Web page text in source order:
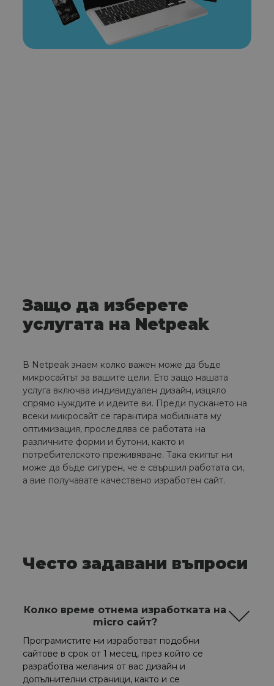
Защо да изберете
услугата на Netpeak
В Netpeak знаем колко важен може да бъде
микросайтът за вашите цели. Ето защо нашата
услуга включва индивидуален дизайн, изцяло
спрямо нуждите и идеите ви. Преди пускането на
всеки микросайт се гарантира мобилната му
оптимизация, проследява се работата на
различните форми и бутони, както и
потребителското преживяване. Така екипът ни
може да бъде сигурен, че е свършил работата си,
а вие получавате качествено изработен сайт.
Често задавани въпроси
Колко време отнема изработката на
micro сайт?
Програмистите ни изработват подобни
сайтове в срок от 1 месец, през който се
разработва желания от вас дизайн и
допълнителни страници, както и се